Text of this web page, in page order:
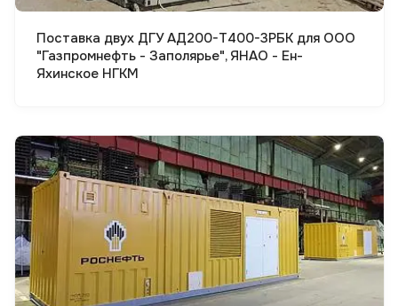
Поставка двух ДГУ АД200-Т400-3РБК для ООО
"Газпромнефть - Заполярье", ЯНАО - Ен-
Яхинское НГКМ
Смотреть проект